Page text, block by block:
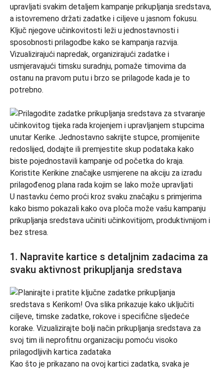
upravljati svakim detaljem kampanje prikupljanja sredstava,
a istovremeno držati zadatke i ciljeve u jasnom fokusu.
Ključ njegove učinkovitosti leži u jednostavnosti i
sposobnosti prilagodbe kako se kampanja razvija.
Vizualizirajući napredak, organizirajući zadatke i
usmjeravajući timsku suradnju, pomaže timovima da
ostanu na pravom putu i brzo se prilagode kada je to
potrebno.
U nastavku ćemo proći kroz svaku značajku s primjerima
kako bismo pokazali kako ova ploča može vašu kampanju
prikupljanja sredstava učiniti učinkovitijom, produktivnijom i
bez stresa.
1. Napravite kartice s detaljnim zadacima za
svaku aktivnost prikupljanja sredstava
Kao što je prikazano na ovoj kartici zadatka, svaka je